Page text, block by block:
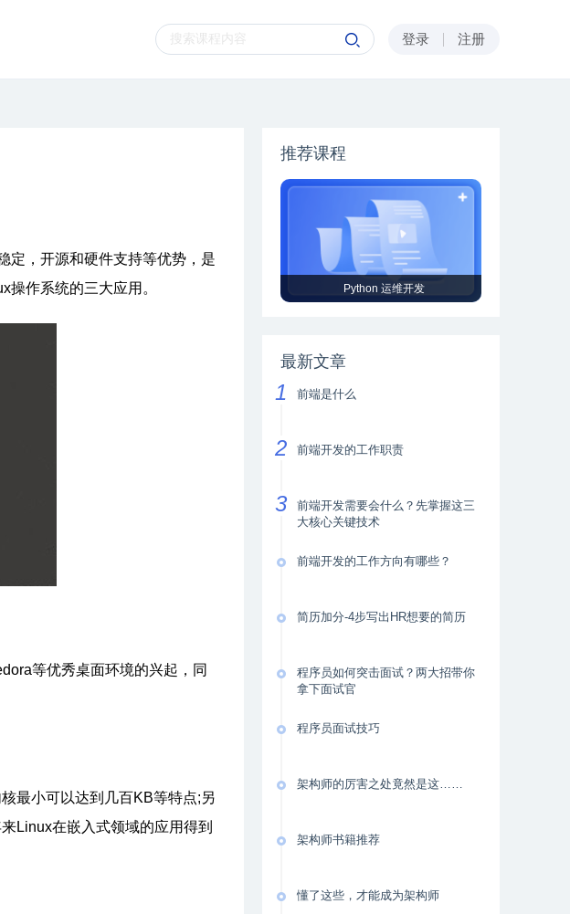
登录 注册
定，开源和硬件支持等优势，是
作系统的三大应用。
等优秀桌面环境的兴起，同
最小可以达到几百KB等特点;另
Linux在嵌入式领域的应用得到
推荐课程
Python 运维开发
最新文章
前端是什么
前端开发的工作职责
前端开发需要会什么？先掌握这三
大核心关键技术
前端开发的工作方向有哪些？
简历加分-4步写出HR想要的简历
程序员如何突击面试？两大招带你
拿下面试官
程序员面试技巧
架构师的厉害之处竟然是这……
架构师书籍推荐
懂了这些，才能成为架构师